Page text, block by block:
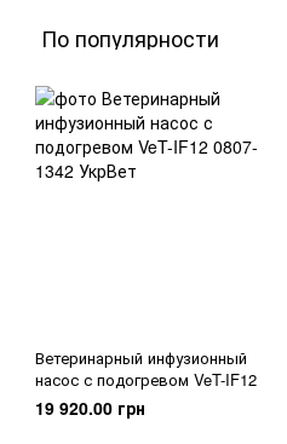
По популярности
Ветеринарный инфузионный
насос с подогревом VeT-IF12
19 920.00 грн